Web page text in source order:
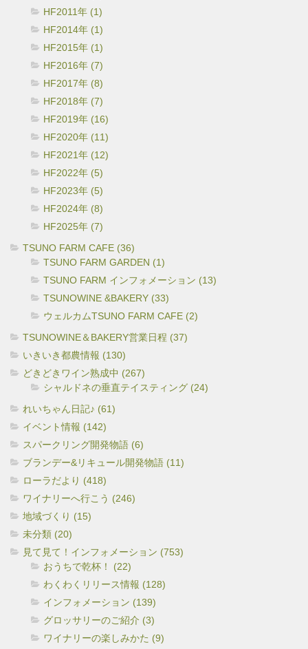
HF2011年 (1)
HF2014年 (1)
HF2015年 (1)
HF2016年 (7)
HF2017年 (8)
HF2018年 (7)
HF2019年 (16)
HF2020年 (11)
HF2021年 (12)
HF2022年 (5)
HF2023年 (5)
HF2024年 (8)
HF2025年 (7)
TSUNO FARM CAFE (36)
TSUNO FARM GARDEN (1)
TSUNO FARM インフォメーション (13)
TSUNOWINE &BAKERY (33)
ウェルカムTSUNO FARM CAFE (2)
TSUNOWINE＆BAKERY営業日程 (37)
いきいき都農情報 (130)
どきどきワイン熟成中 (267)
シャルドネの垂直テイスティング (24)
れいちゃん日記♪ (61)
イベント情報 (142)
スパークリング開発物語 (6)
ブランデー&リキュール開発物語 (11)
ローラだより (418)
ワイナリーへ行こう (246)
地域づくり (15)
未分類 (20)
見て見て！インフォメーション (753)
おうちで乾杯！ (22)
わくわくリリース情報 (128)
インフォメーション (139)
グロッサリーのご紹介 (3)
ワイナリーの楽しみかた (9)